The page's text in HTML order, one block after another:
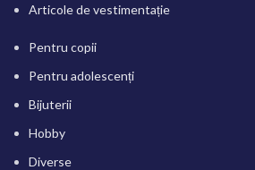
Articole de vestimentație
Pentru copii
Pentru adolescenți
Bijuterii
Hobby
Diverse